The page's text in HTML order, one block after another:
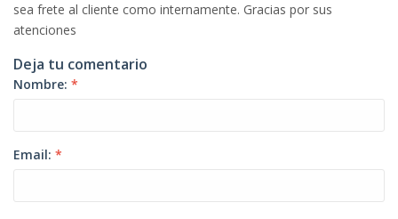
sea frete al cliente como internamente. Gracias por sus
atenciones
Deja tu comentario
Nombre: *
Email: *